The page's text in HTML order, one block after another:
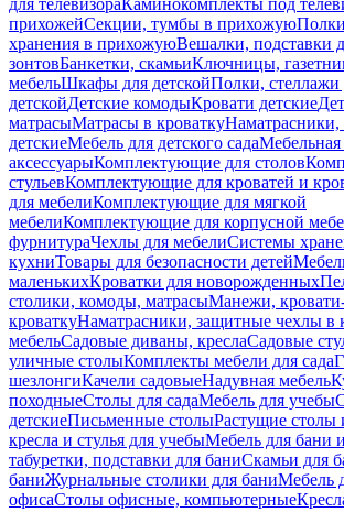
для телевизораКаминокомплекты под
прихожейСекции, тумбы в прихожую
хранения в прихожуюВешалки, подставки
зонтовБанкетки, скамьиКлючницы,
мебельШкафы для детскойПолки, стеллажи
детскойДетские комодыКровати детские
матрасыМатрасы в кроватку
детскиеМебель для детского сада
аксессуарыКомплектующие для столов
стульевКомплектующие для кроватей и
для мебелиКомплектующие для мягкой
мебелиКомплектующие для корпусной
фурнитураЧехлы для мебелиСистемы
кухниТовары для безопасности детей
маленькихКроватки для новорожденных
столики, комоды, матрасыМанежи,
кроваткуНаматрасники, защитные чехлы в
мебельСадовые диваны, креслаСадовые
уличные столыКомплекты мебели для сада
шезлонгиКачели садовыеНадувная мебель
походныеСтолы для садаМебель для учебы
детскиеПисьменные столыРастущие столы
кресла и стулья для учебыМебель для бани
табуретки, подставки для баниСкамьи для
баниЖурнальные столики для баниМебель
офисаСтолы офисные, компьютерные